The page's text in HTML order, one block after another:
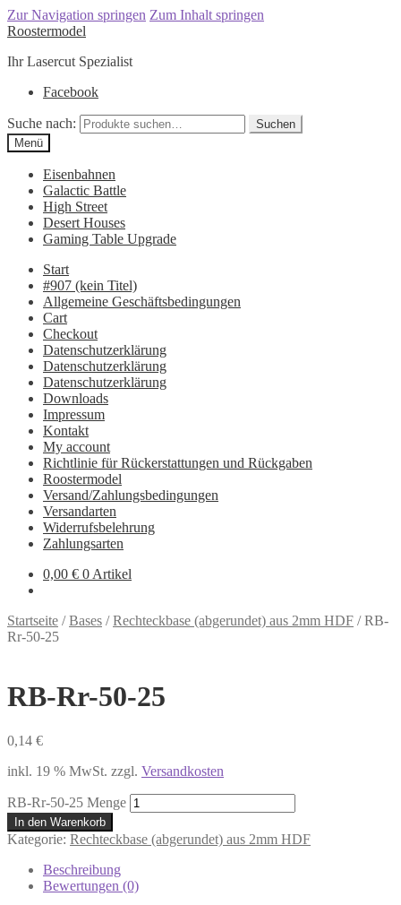
Zur Navigation springen Zum Inhalt springen
Roostermodel
Ihr Lasercut Spezialist
Facebook
Suche nach:
Suchen
Menü
Eisenbahnen
Galactic Battle
High Street
Desert Houses
Gaming Table Upgrade
Start
#907 (kein Titel)
Allgemeine Geschäftsbedingungen
Cart
Checkout
Datenschutzerklärung
Datenschutzerklärung
Datenschutzerklärung
Downloads
Impressum
Kontakt
My account
Richtlinie für Rückerstattungen und Rückgaben
Roostermodel
Versand/Zahlungsbedingungen
Versandarten
Widerrufsbelehrung
Zahlungsarten
0,00 € 0 Artikel
Startseite /Bases /Rechteckbase (abgerundet) aus 2mm HDF /RB-
Rr-50-25
RB-Rr-50-25
0,14 €
inkl. 19 % MwSt. zzgl. Versandkosten
RB-Rr-50-25 Menge
In den Warenkorb
Kategorie: Rechteckbase (abgerundet) aus 2mm HDF
Beschreibung
Bewertungen (0)